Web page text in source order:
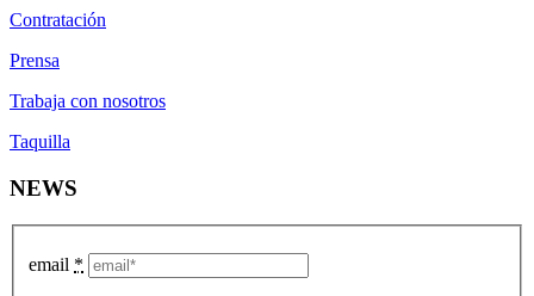
Contratación
Prensa
Trabaja con nosotros
Taquilla
NEWS
email *